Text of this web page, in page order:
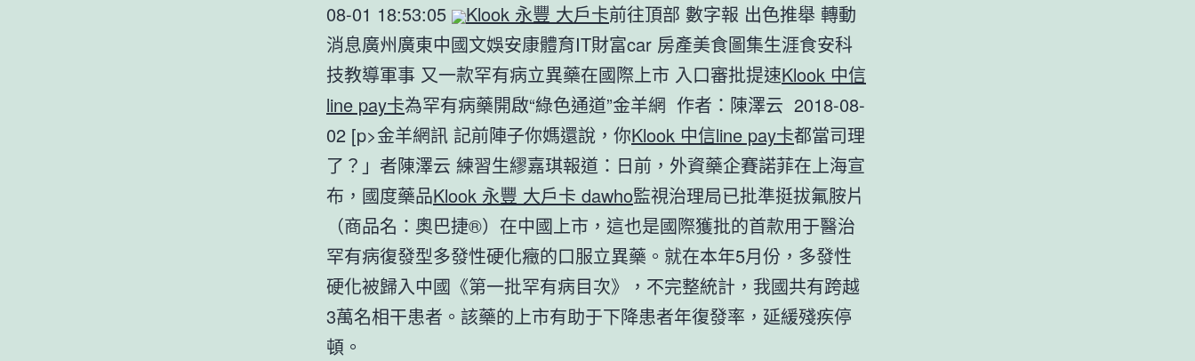
08-01 18:53:05
Klook 永豐 大戶卡前往頂部 數字報 出色推舉 轉動
消息廣州廣東中國文娛安康體育IT財富car 房產美食圖集生涯食安科
技教導軍事 又一款罕有病立異藥在國際上市 入口審批提速Klook 中信
line pay卡為罕有病藥開啟“綠色通道”金羊網 作者：陳澤云 2018-08-
02 [p>金羊網訊 記前陣子你媽還說，你Klook 中信line pay卡都當司理
了？」者陳澤云 練習生繆嘉琪報道：日前，外資藥企賽諾菲在上海宣
布，國度藥品Klook 永豐 大戶卡 dawho監視治理局已批準挺拔氟胺片
（商品名：奧巴捷®）在中國上市，這也是國際獲批的首款用于醫治
罕有病復發型多發性硬化癥的口服立異藥。就在本年5月份，多發性
硬化被歸入中國《第一批罕有病目次》，不完整統計，我國共有跨越
3萬名相干患者。該藥的上市有助于下降患者年復發率，延緩殘疾停
頓。